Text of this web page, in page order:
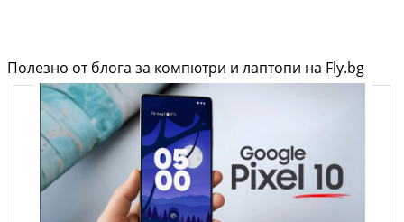
Полезно от блога за компютри и лаптопи на Fly.bg